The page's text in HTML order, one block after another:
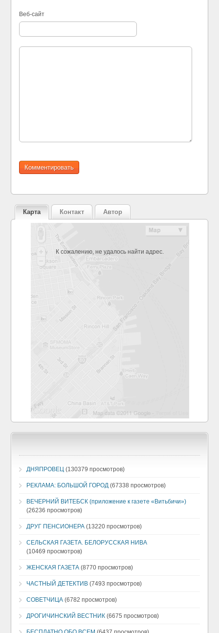
Веб-сайт
Карта Контакт Автор
К сожалению, не удалось найти адрес.
ДНЯПРОВЕЦ (130379 просмотров)
РЕКЛАМА: БОЛЬШОЙ ГОРОД (67338 просмотров)
ВЕЧЕРНИЙ ВИТЕБСК (приложение к газете «Витьбичи»)
(26236 просмотров)
ДРУГ ПЕНСИОНЕРА (13220 просмотров)
СЕЛЬСКАЯ ГАЗЕТА. БЕЛОРУССКАЯ НИВА
(10469 просмотров)
ЖЕНСКАЯ ГАЗЕТА (8770 просмотров)
ЧАСТНЫЙ ДЕТЕКТИВ (7493 просмотров)
СОВЕТЧИЦА (6782 просмотров)
ДРОГИЧИНСКИЙ ВЕСТНИК (6675 просмотров)